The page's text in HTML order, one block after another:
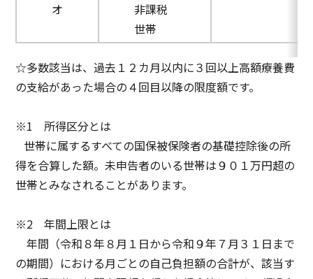
オ
非課税
世帯
☆多数該当は、過去１２カ月以内に３回以上高額療養費
の支給があった場合の４回目以降の限度額です。
※1 所得区分とは
世帯に属するすべての国保被保険者の基礎控除後の所
得を合算した額。未申告者のいる世帯は９０１万円超の
世帯とみなされることがあります。
※2 年間上限とは
年間（令和８年８月１日から令和９年７月３１日まで
の期間）における月ごとの自己負担額の合計が、該当す